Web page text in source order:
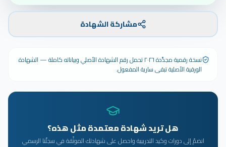
مشاركة الشهادة
نسخة رقمية مجدَّدة ٢٠٢٦ تحمل رقم الشهادة الأصلي وبياناته كاملة — الشهادة
الورقية الأصلية تبقى سارية المفعول.
هل تريد شهادة معتمدة مثل هذه؟
انضمّ إلى دورات وكيد التدريبية واحصل على شهادتك الموثّقة في سجلّنا الرسمي